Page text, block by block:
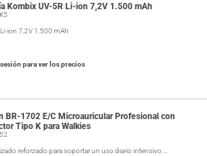
Kombix UV-5R Li-ion 7,2V 1.500 mAh
Li-ion 7,2V 1.500 mAh
para ver los precios
BR-1702 E/C Microauricular Profesional con
Tipo K para Walkies
reforzado para soportar un uso diario intensivo.…